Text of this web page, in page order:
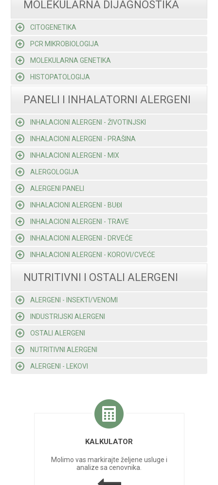
MOLEKULARNA DIJAGNOSTIKA
CITOGENETIKA
PCR MIKROBIOLOGIJA
MOLEKULARNA GENETIKA
HISTOPATOLOGIJA
PANELI I INHALATORNI ALERGENI
INHALACIONI ALERGENI - ŽIVOTINJSKI
INHALACIONI ALERGENI - PRAŠINA
INHALACIONI ALERGENI - MIX
ALERGOLOGIJA
ALERGENI PANELI
INHALACIONI ALERGENI - BUĐI
INHALACIONI ALERGENI - TRAVE
INHALACIONI ALERGENI - DRVEĆE
INHALACIONI ALERGENI - KOROVI/CVEĆE
NUTRITIVNI I OSTALI ALERGENI
ALERGENI - INSEKTI/VENOMI
INDUSTRIJSKI ALERGENI
OSTALI ALERGENI
NUTRITIVNI ALERGENI
ALERGENI - LEKOVI
KALKULATOR
Molimo vas markirajte željene usluge i
analize sa cenovnika.